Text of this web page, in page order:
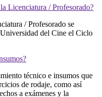
Licenciatura / Profesorado?
/ Profesorado se
del Cine el Ciclo
técnico e insumos que
de rodaje, como así
a exámenes y la